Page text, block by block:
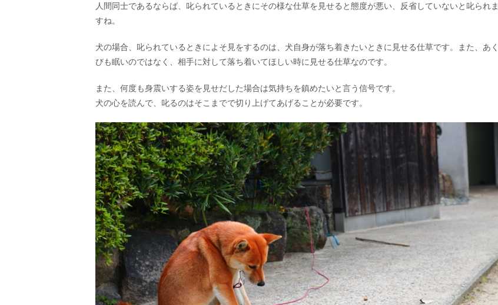
人間同士であるならば、叱られているときにその様な仕草を見せると態度が悪い、反省していないと叱られま
すね。
犬の場合、叱られているときによそ見をするのは、犬自身が落ち着きたいときに見せる仕草です。また、あく
びも眠いのではなく、相手に対して落ち着いてほしい時に見せる仕草なのです。
また、何度も身震いする姿を見せだした場合は気持ちを鎮めたいと言う信号です。
犬の心を読んで、叱るのはそこまでで切り上げてあげることが必要です。